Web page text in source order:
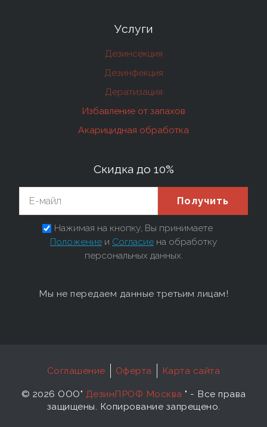
Услуги
Дезинсекция
Дезинфекция
Дератизация
Избавление от запахов
Акарицидная обработка
Скидка до 10%
Получить
Нажимая на кнопку, Вы принимаете
Положение и Согласие на обработку
персональных данных.
Мы не передаем данные третьим лицам!
Соглашение Оферта Карта сайта
© 2026 ООО" ДезинПРОФ Москва " - Все права
защищены. Копирование запрещено.